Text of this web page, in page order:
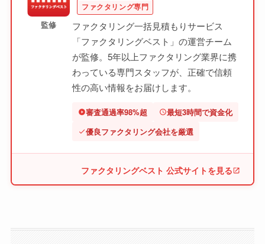
監修
ファクタリング専門
ファクタリング一括見積もりサービス
「ファクタリングベスト」の運営チーム
が監修。5年以上ファクタリング業界に携
わっている専門スタッフが、正確で信頼
性の高い情報をお届けします。
審査通過率98%超
最短3時間で資金化
優良ファクタリング会社を厳選
ファクタリングベスト 公式サイトを見る